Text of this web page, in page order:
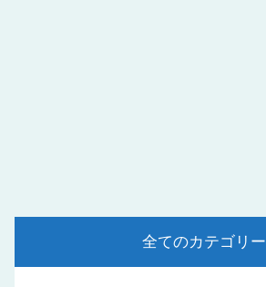
全てのカテゴリー